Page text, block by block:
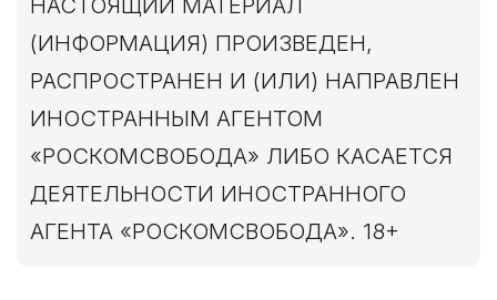
НАСТОЯЩИЙ МАТЕРИАЛ
(ИНФОРМАЦИЯ) ПРОИЗВЕДЕН,
РАСПРОСТРАНЕН И (ИЛИ) НАПРАВЛЕН
ИНОСТРАННЫМ АГЕНТОМ
«РОСКОМСВОБОДА» ЛИБО КАСАЕТСЯ
ДЕЯТЕЛЬНОСТИ ИНОСТРАННОГО
АГЕНТА «РОСКОМСВОБОДА». 18+